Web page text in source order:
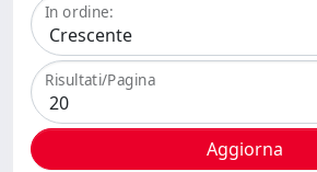
In ordine:
Risultati/Pagina